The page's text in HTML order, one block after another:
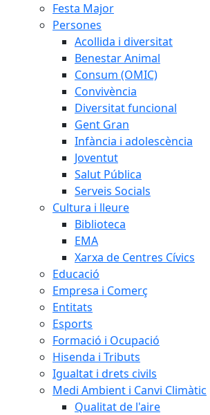
Festa Major
Persones
Acollida i diversitat
Benestar Animal
Consum (OMIC)
Convivència
Diversitat funcional
Gent Gran
Infància i adolescència
Joventut
Salut Pública
Serveis Socials
Cultura i lleure
Biblioteca
EMA
Xarxa de Centres Cívics
Educació
Empresa i Comerç
Entitats
Esports
Formació i Ocupació
Hisenda i Tributs
Igualtat i drets civils
Medi Ambient i Canvi Climàtic
Qualitat de l'aire